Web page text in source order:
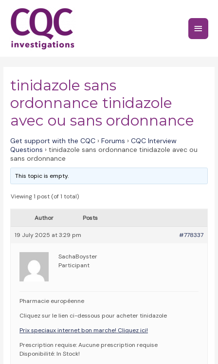
content
Main
tinidazole sans
ordonnance tinidazole
avec ou sans ordonnance
Get support with the CQC › Forums › CQC Interview
Questions › tinidazole sans ordonnance tinidazole avec ou
sans ordonnance
This topic is empty.
Viewing 1 post (of 1 total)
Author Posts
19 July 2025 at 3:29 pm #778337
SachaBoyster
Participant
Pharmacie européenne
Cliquez sur le lien ci-dessous pour acheter tinidazole
Prix speciaux internet bon marche! Cliquez ici!
Prescription requise: Aucune prescription requise
Disponibilité: In Stock!